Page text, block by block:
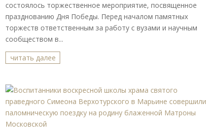
состоялось торжественное мероприятие, посвященное
празднованию Дня Победы. Перед началом памятных
торжеств ответственным за работу с вузами и научным
сообществом в...
читать далее